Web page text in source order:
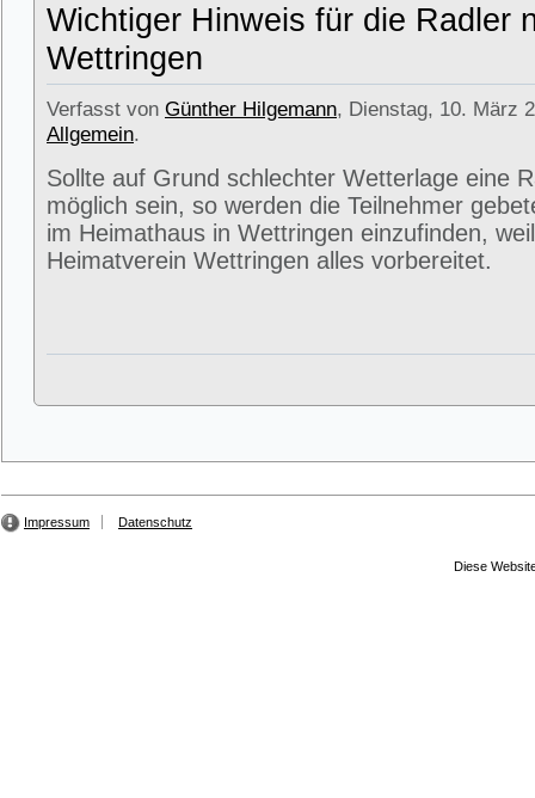
Wichtiger Hinweis für die Radler
Wettringen
Verfasst von Günther Hilgemann, Dienstag, 10. März
Allgemein.
Sollte auf Grund schlechter Wetterlage eine
möglich sein, so werden die Teilnehmer
im Heimathaus in Wettringen einzufinden,
Heimatverein Wettringen alles vorbereitet.
Impressum Datenschutz
Diese